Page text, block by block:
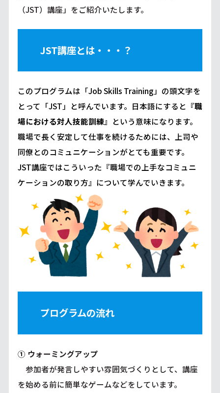
（JST）講座」をご紹介いたします。
JST講座とは・・・？
このプログラムは「Job Skills Training」の頭文字を
とって「JST」と呼んでいます。日本語にすると『職
場における対人技能訓練』という意味になります。
職場で長く安定して仕事を続けるためには、上司や
同僚とのコミュニケーションがとても重要です。
JST講座ではこういった『職場での上手なコミュニ
ケーションの取り方』について学んでいきます。
プログラムの流れ
① ウォーミングアップ
参加者が発言しやすい雰囲気づくりとして、講座
を始める前に簡単なゲームなどをしています。